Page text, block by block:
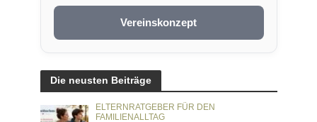
Vereinskonzept
Die neusten Beiträge
ELTERNRATGEBER FÜR DEN
FAMILIENALLTAG